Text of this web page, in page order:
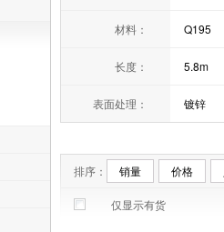
材料： Q195
长度： 5.8m
表面处理： 镀锌
排序： 销量 价格
仅显示有货